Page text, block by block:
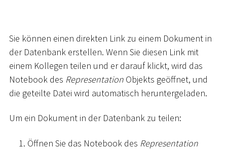
Sie können einen direkten Link zu einem Dokument in
der Datenbank erstellen. Wenn Sie diesen Link mit
einem Kollegen teilen und er darauf klickt, wird das
Notebook des Representation Objekts geöffnet, und
die geteilte Datei wird automatisch heruntergeladen.
Um ein Dokument in der Datenbank zu teilen:
Öffnen Sie das Notebook des Representation